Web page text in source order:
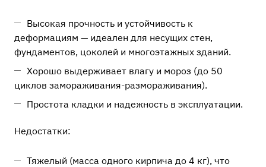
Высокая прочность и устойчивость к
деформациям — идеален для несущих стен,
фундаментов, цоколей и многоэтажных зданий.
Хорошо выдерживает влагу и мороз (до 50
циклов замораживания-размораживания).
Простота кладки и надежность в эксплуатации.
Недостатки:
Тяжелый (масса одного кирпича до 4 кг), что